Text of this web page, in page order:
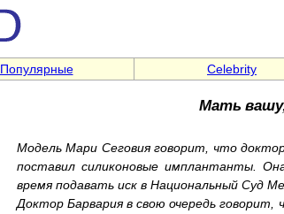
Популярные Celebrity
Мать
Модель Мари Сеговия говорит, что
поставил силиконовые имплантанты.
время подавать иск в Национальный Суд
Доктор Барвария в свою очередь